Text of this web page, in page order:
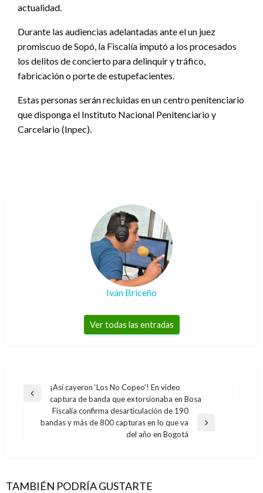
actualidad.
Durante las audiencias adelantadas ante el un juez
promiscuo de Sopó, la Fiscalía imputó a los procesados
los delitos de concierto para delinquir y tráfico,
fabricación o porte de estupefacientes.
Estas personas serán recluidas en un centro penitenciario
que disponga el Instituto Nacional Penitenciario y
Carcelario (Inpec).
Iván Briceño
Ver todas las entradas
Navegación
entradas
Entrada
¡Así cayeron ‘Los No Copeo’! En video
captura de banda que extorsionaba en Bosa
Entrada
Fiscalía confirma desarticulación de 190
bandas y más de 800 capturas en lo que va
del año en Bogotá
TAMBIÉN PODRÍA GUSTARTE